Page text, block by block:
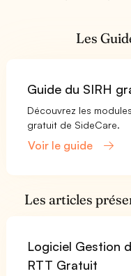
Les
Guide du SIRH
Découvrez les
gratuit de SideCare.
Voir le guide
Les articles
Logiciel Gestion
RTT Gratuit